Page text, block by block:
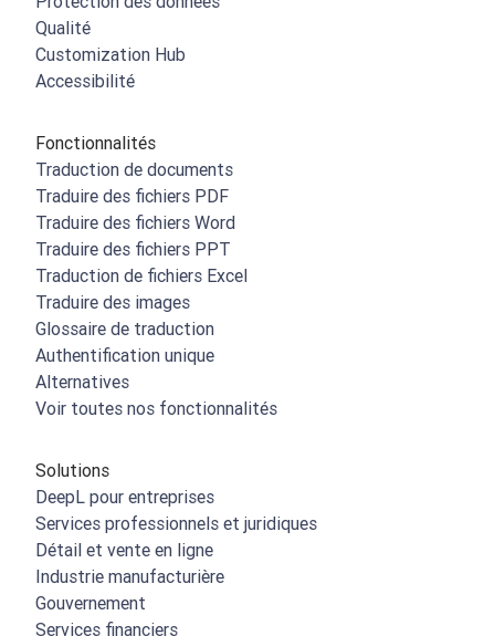
Qualité
Customization Hub
Accessibilité
Fonctionnalités
Traduction de documents
Traduire des fichiers PDF
Traduire des fichiers Word
Traduire des fichiers PPT
Traduction de fichiers Excel
Traduire des images
Glossaire de traduction
Authentification unique
Alternatives
Voir toutes nos fonctionnalités
Solutions
DeepL pour entreprises
Services professionnels et juridiques
Détail et vente en ligne
Industrie manufacturière
Gouvernement
Services financiers